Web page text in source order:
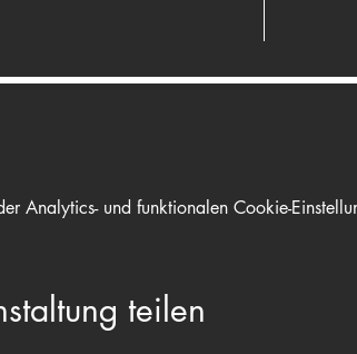
Analytics- und funktionalen Cookie-
teilen